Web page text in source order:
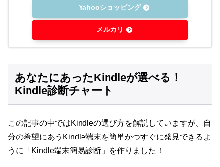
Yahooショッピング
メルカリ
あなたにあったKindleが選べる！
Kindle診断チャート
この記事の中ではKindleの選び方を解説していますが、自
分の希望にあうKindle端末を簡単かつすぐに発見できるよ
うに「Kindle端末簡易診断」を作りました！